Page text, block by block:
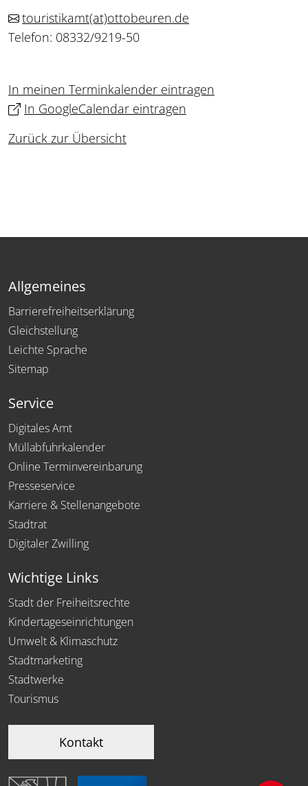
touristikamt(at)ottobeuren.de
Telefon: 08332/9219-50
In meinen Terminkalender eintragen
In GoogleCalendar eintragen
Zurück zur Übersicht
Allgemeines
Barrierefreiheitserklärung
Gleichstellung
Leichte Sprache
Sitemap
Service
Digitales Amt
Müllabfuhrkalender
Online Terminvereinbarung
Presseservice
Karriere & Stellenangebote
Stadtrat
Digitaler Zwilling
Wichtige Links
Stadt der Freiheitsrechte
Kindertageseinrichtungen
Umwelt & Klimaschutz
Stadtmarketing
Stadtwerke
Tourismus
Kontakt